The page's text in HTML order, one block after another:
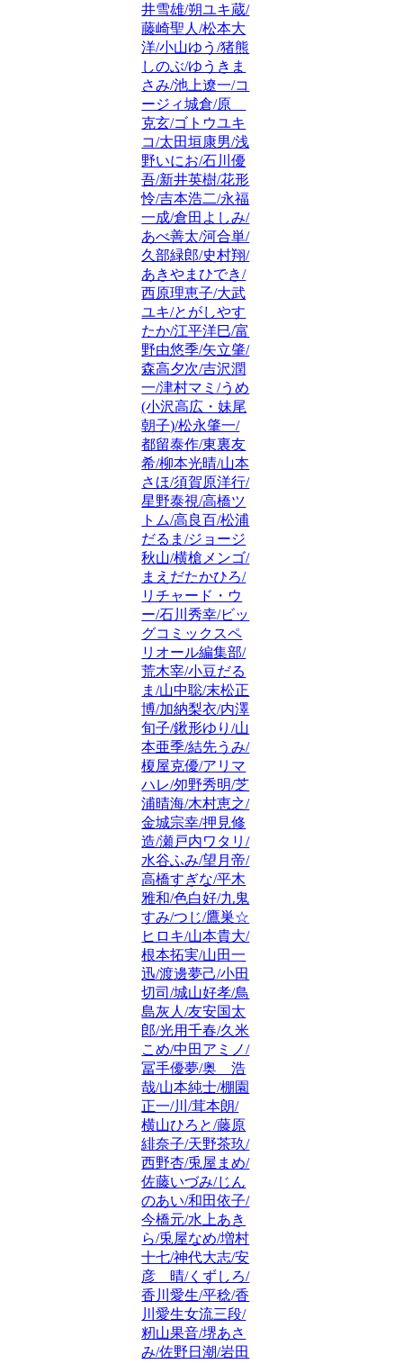
井雪雄/朔ユキ蔵/
藤崎聖人/松本大
洋/小山ゆう/猪熊
しのぶ/ゆうきま
さみ/池上遼一/コ
ージィ城倉/原
克玄/ゴトウユキ
コ/太田垣康男/浅
野いにお/石川優
吾/新井英樹/花形
怜/吉本浩二/永福
一成/倉田よしみ/
あべ善太/河合単/
久部緑郎/史村翔/
あきやまひでき/
西原理恵子/大武
ユキ/とがしやす
たか/江平洋巳/富
野由悠季/矢立肇/
森高夕次/吉沢潤
一/津村マミ/うめ
(小沢高広・妹尾
朝子)/松永肇一/
都留泰作/東裏友
希/柳本光晴/山本
さほ/須賀原洋行/
星野泰視/高橋ツ
トム/高良百/松浦
だるま/ジョージ
秋山/横槍メンゴ/
まえだたかひろ/
リチャード・ウ
ー/石川秀幸/ビッ
グコミックスペ
リオール編集部/
荒木宰/小豆だる
ま/山中聡/末松正
博/加納梨衣/内澤
旬子/鍬形ゆり/山
本亜季/結先うみ/
榎屋克優/アリマ
ハレ/夘野秀明/芝
浦晴海/木村恵之/
金城宗幸/押見修
造/瀬戸内ワタリ/
水谷ふみ/望月帝/
高橋すぎな/平木
雅和/色白好/九鬼
すみ/つじ/鷹巣☆
ヒロキ/山本貴大/
根本拓実/山田一
迅/渡邊夢己/小田
切司/城山好孝/鳥
島灰人/友安国太
郎/光用千春/久米
こめ/中田アミノ/
冨手優夢/奥 浩
哉/山本純士/棚園
正一/川/茸本朗/
横山ひろと/藤原
緋奈子/天野茶玖/
西野杏/兎屋まめ/
佐藤いづみ/じん
のあい/和田依子/
今橋元/水上あき
ら/兎屋なめ/増村
十七/神代大志/安
彦 晴/くずしろ/
香川愛生/平稔/香
川愛生女流三段/
籾山果音/堺あさ
み/佐野日潮/岩田